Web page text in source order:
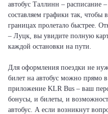
автобус Таллинн – расписание
составляем графики так,
границах пролетало быстрее.
– Луцк, вы увидите полную
каждой остановки на пути.
Для оформления поездки не
билет на автобус можно прямо
приложение KLR Bus – ваш
бонусы, и билеты, и
автобус. А если возникнут